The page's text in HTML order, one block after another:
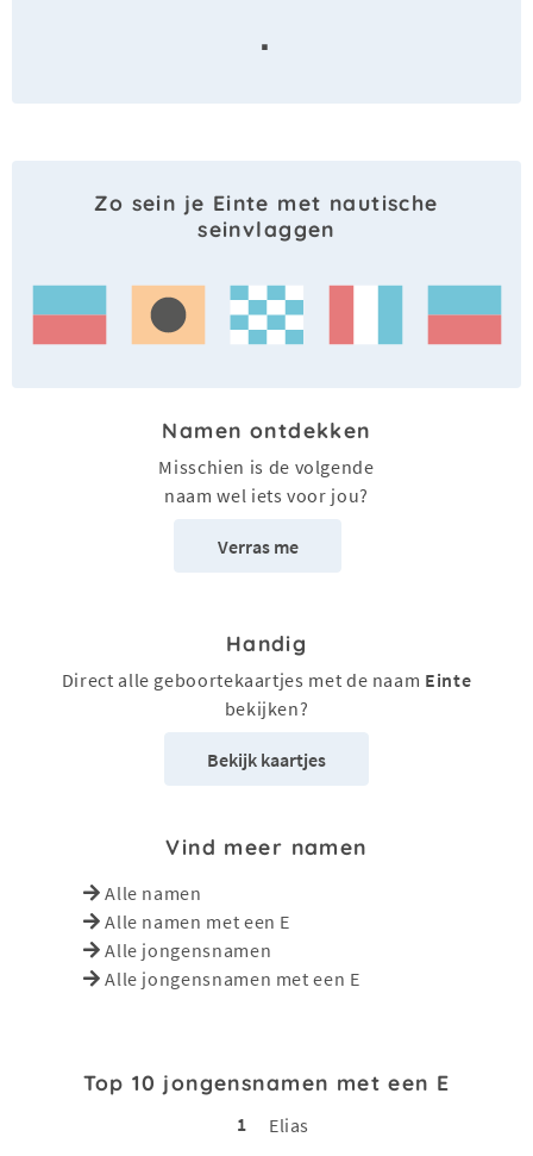
·
Zo sein je Einte met nautische
seinvlaggen
Namen ontdekken
Misschien is de volgende
naam wel iets voor jou?
Verras me
Handig
Direct alle geboortekaartjes met de naam Einte
bekijken?
Bekijk kaartjes
Vind meer namen
Alle namen
Alle namen met een E
Alle jongensnamen
Alle jongensnamen met een E
Top 10 jongensnamen met een E
1
Elias